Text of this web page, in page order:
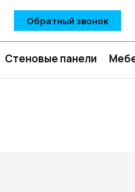
Обратный звонок
Стеновые панели